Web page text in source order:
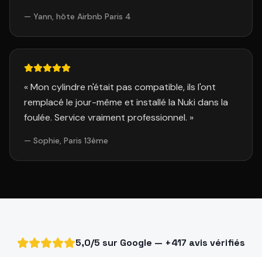
— Yann, hôte Airbnb Paris 4
«Mon cylindre n'était pas compatible, ils l'ont
remplacé le jour-même et installé la Nuki dans la
foulée. Service vraiment professionnel. »
— Sophie, Paris 13ème
5,0/5 sur Google — +417 avis vérifiés